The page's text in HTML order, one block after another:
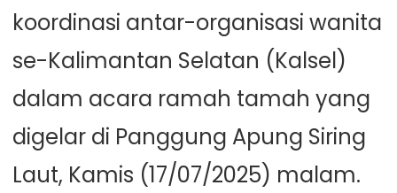
koordinasi antar-organisasi wanita
se-Kalimantan Selatan (Kalsel)
dalam acara ramah tamah yang
digelar di Panggung Apung Siring
Laut, Kamis (17/07/2025) malam.